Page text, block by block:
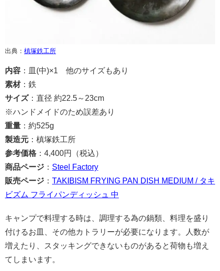
出典： 槙塚鉄工所
内容 ：皿(中)×1 他のサイズもあり
素材：鉄
サイズ：直径 約22.5～23cm
※ハンドメイドのため誤差あり
重量 ：約525g
製造元 ：槙塚鉄工所
参考価格 ：4,400円（税込）
商品ページ ： Steel Factory
販売ページ ： TAKIBISM FRYING PAN DISH MEDIUM / タキ
ビズム フライパンディッシュ 中
キャンプで料理する時は、調理する為の鍋類、料理を盛り
付けるお皿、その他カトラリーが必要になります。人数が
増えたり、スタッキングできないものがあると荷物も増え
てしまいます。